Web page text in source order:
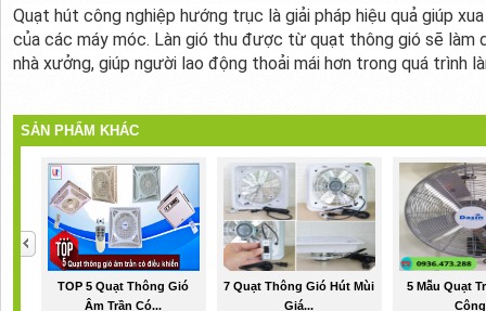
Quạt hút công nghiệp hướng trục là giải pháp hiệu quả giúp
của các máy móc. Làn gió thu được từ quạt thông gió sẽ làm
nhà xưởng, giúp người lao động thoải mái hơn trong quá trình
SẢN PHẨM KHÁC
TOP 5 Quạt Thông Gió
Âm Trần Có...
7 Quạt Thông Gió Hút Mùi
Giá...
5 Mẫu Quạt